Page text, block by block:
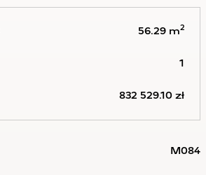
56.29 m2
1
832 529.10 zł
M084